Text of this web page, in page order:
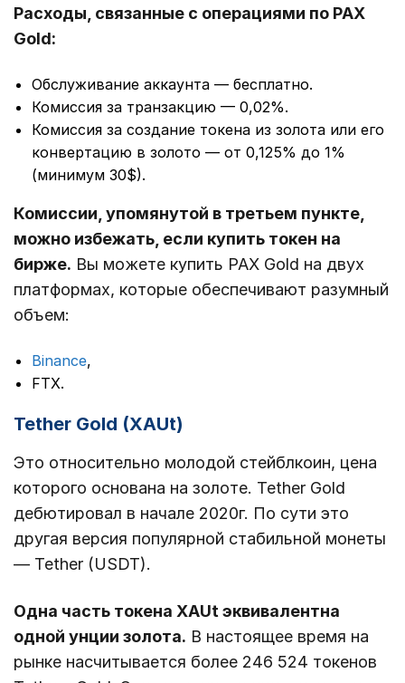
Расходы, связанные с операциями по PAX
Gold:
Обслуживание аккаунта — бесплатно.
Комиссия за транзакцию — 0,02%.
Комиссия за создание токена из золота или его
конвертацию в золото — от 0,125% до 1%
(минимум 30$).
Комиссии, упомянутой в третьем пункте,
можно избежать, если купить токен на
бирже. Вы можете купить PAX Gold на двух
платформах, которые обеспечивают разумный
объем:
Binance,
FTX.
Tether Gold (XAUt)
Это относительно молодой стейблкоин, цена
которого основана на золоте. Tether Gold
дебютировал в начале 2020г. По сути это
другая версия популярной стабильной монеты
— Tether (USDT).
Одна часть токена XAUt эквивалентна
одной унции золота. В настоящее время на
рынке насчитывается более 246 524 токенов